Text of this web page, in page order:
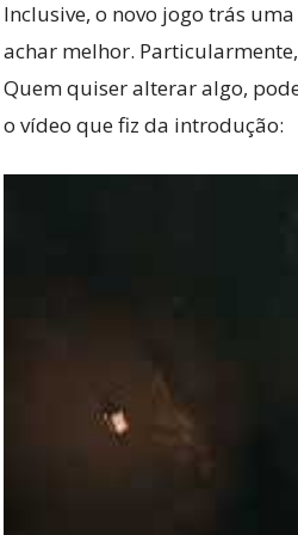
Inclusive, o novo jogo trás
achar melhor.
Quem quiser alterar algo,
o vídeo que fiz da introdução: